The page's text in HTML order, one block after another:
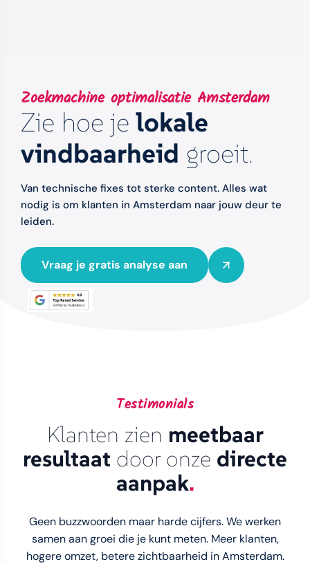
Zoekmachine optimalisatie Amsterdam
Zie hoe jelokale
vindbaarheid groeit.
Van technische fixes tot sterke content. Alles wat
nodig is om klanten in Amsterdam naar jouw deur te
leiden.
Vraag je gratis analyse aan
Testimonials
Klanten zien meetbaar
resultaat door onze directe
aanpak.
Geen buzzwoorden maar harde cijfers. We werken
samen aan groei die je kunt meten. Meer klanten,
hogere omzet, betere zichtbaarheid in Amsterdam.